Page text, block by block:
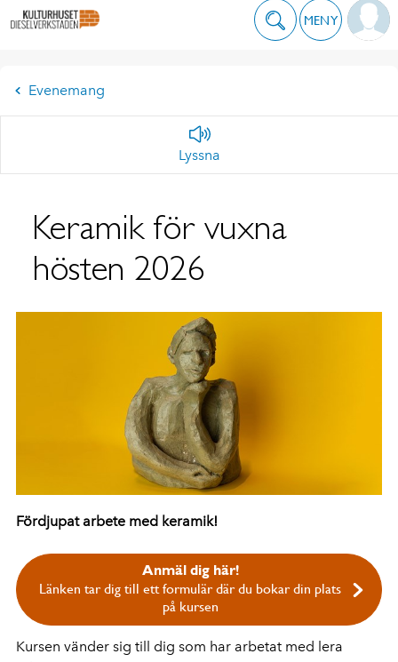
MENY
Evenemang
Lyssna
Keramik för vuxna
hösten 2026
Fördjupat arbete med keramik!
Anmäl dig här!
Länken tar dig till ett formulär där du bokar din plats
på kursen
Kursen vänder sig till dig som har arbetat med lera